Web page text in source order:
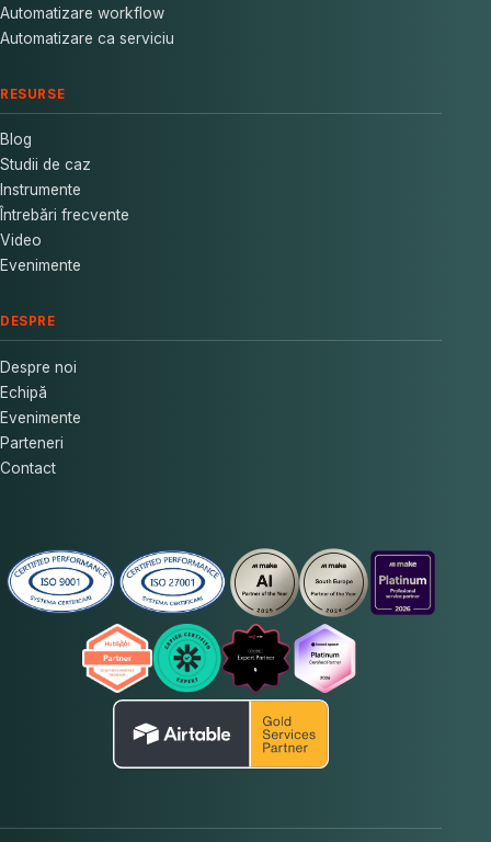
Automatizare workflow
Automatizare ca serviciu
RESURSE
Blog
Studii de caz
Instrumente
Întrebări frecvente
Video
Evenimente
DESPRE
Despre noi
Echipă
Evenimente
Parteneri
Contact